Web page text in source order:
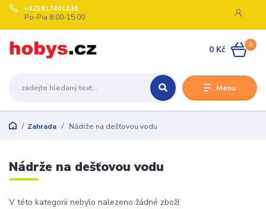
Menu
+421917401136
Po-Pia 8:00-15:00
0
0 Kč
Zahrada Nádrže na dešťovou vodu
Nádrže na dešťovou vodu
V této kategorii nebylo nalezeno žádné zboží.